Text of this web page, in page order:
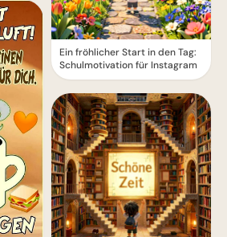
Ein fröhlicher Start in den Tag:
Schulmotivation für Instagram